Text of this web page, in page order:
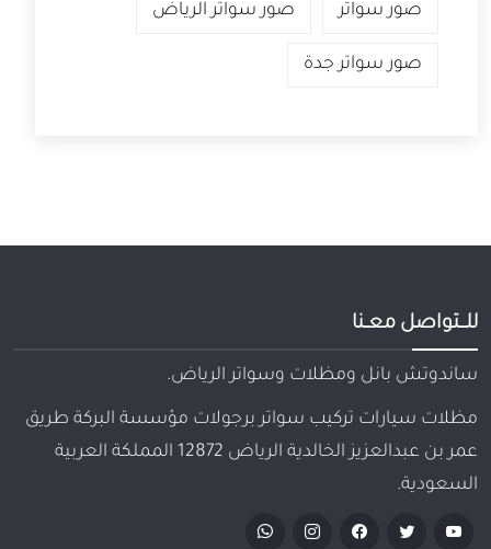
صور سواتر صور سواتر الرياض
صور سواتر جدة
للـــتواصل معــنا
ساندوتش بانل ومظلات وسواتر الرياض.
مظلات سيارات تركيب سواتر برجولات مؤسسة البركة طريق
عمر بن عبدالعزيز الخالدية الرياض 12872 المملكة العربية
السعودية.